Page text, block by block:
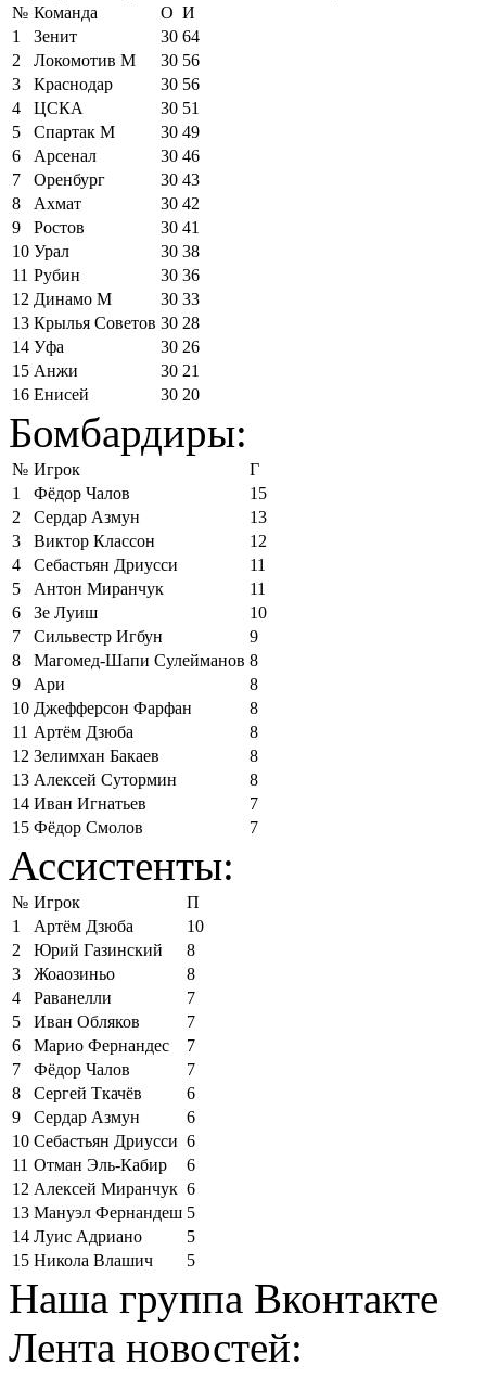
№ Команда О И
1
Зенит 30 64
2
Локомотив М 30 56
3
Краснодар 30 56
4
ЦСКА 30 51
5
Спартак М 30 49
6
Арсенал 30 46
7
Оренбург 30 43
8
Ахмат 30 42
9
Ростов 30 41
10 Урал 30 38
11 Рубин 30 36
12 Динамо М 30 33
13 Крылья Советов 30 28
14 Уфа 30 26
15 Анжи 30 21
16 Енисей 30 20
Бомбардиры:
№ Игрок
Г
1
Фёдор Чалов
15
2
Сердар Азмун
13
3
Виктор Классон
12
4
Себастьян Дриусси
11
5
Антон Миранчук
11
6
Зе Луиш
10
7
Сильвестр Игбун
9
8
Магомед-Шапи Сулейманов 8
9
Ари
8
10 Джефферсон Фарфан
8
11 Артём Дзюба
8
12 Зелимхан Бакаев
8
13 Алексей Сутормин
8
14 Иван Игнатьев
7
15 Фёдор Смолов 7
Ассистенты:
№ Игрок
П
1
Артём Дзюба
10
2
Юрий Газинский
8
3
Жоаозиньо
8
4
Раванелли
7
5
Иван Обляков
7
6
Марио Фернандес
7
7
Фёдор Чалов
7
8
Сергей Ткачёв
6
9
Сердар Азмун
6
10 Себастьян Дриусси 6
11 Отман Эль-Кабир
6
12 Алексей Миранчук 6
13 Мануэл Фернандеш 5
14 Луис Адриано
5
15 Никола Влашич 5
Наша группа Вконтакте
Лента новостей: